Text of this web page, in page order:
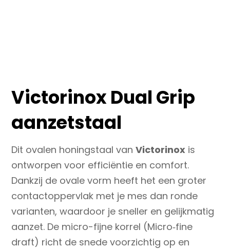
Victorinox Dual Grip
aanzetstaal
Dit ovalen honingstaal vanVictorinox is
ontworpen voor efficiëntie en comfort.
Dankzij de ovale vorm heeft het een groter
contactoppervlak met je mes dan ronde
varianten, waardoor je sneller en gelijkmatig
aanzet. De micro-fijne korrel (Micro‑fine
draft) richt de snede voorzichtig op en